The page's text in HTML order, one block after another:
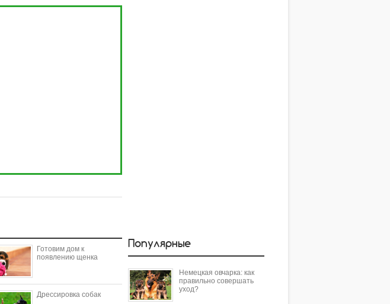
Готовим дом к
появлению щенка
Дрессировка собак
Популярные
Немецкая овчарка: как
правильно совершать
уход?